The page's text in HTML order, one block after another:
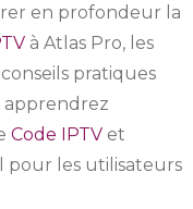
en profondeur la
à Atlas Pro, les
pratiques
apprendrez
Code IPTV et
pour les utilisateurs